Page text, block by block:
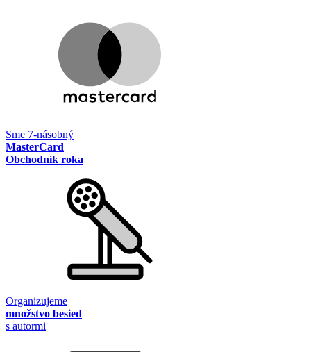
Sme 7-násobný
MasterCard
Obchodník roka
Organizujeme
množstvo besied
s autormi